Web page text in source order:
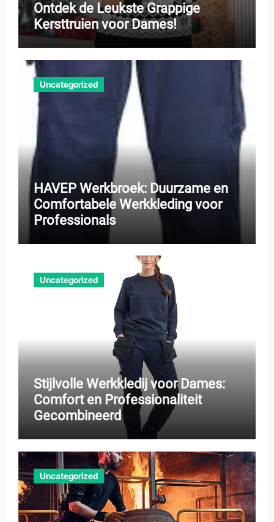
Ontdek de Leukste Grappige
Kersttruien voor Dames!
Uncategorized
HAVEP Werkbroek: Duurzame en
Comfortabele Werkkleding voor
Professionals
Uncategorized
Stijlvolle Werkkledij voor Dames:
Comfort en Professionaliteit
Gecombineerd
Uncategorized